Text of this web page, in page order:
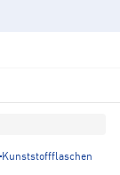
Kunststoffflaschen